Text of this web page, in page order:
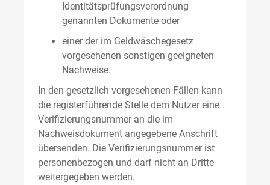
Identitätsprüfungsverordnung
genannten Dokumente oder
einer der im Geldwäschegesetz
vorgesehenen sonstigen geeigneten
Nachweise.
In den gesetzlich vorgesehenen Fällen kann
die registerführende Stelle dem Nutzer eine
Verifizierungsnummer an die im
Nachweisdokument angegebene Anschrift
übersenden. Die Verifizierungsnummer ist
personenbezogen und darf nicht an Dritte
weitergegeben werden.